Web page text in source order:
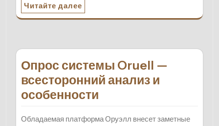
Читайте далее
Опрос системы Oruell —
всесторонний анализ и
особенности
Обладаемая платформа Оруэлл внесет заметные